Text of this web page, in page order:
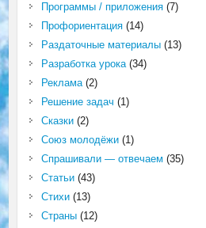
Программы / приложения(7)
Профориентация(14)
Раздаточные материалы(13)
Разработка урока(34)
Реклама(2)
Решение задач (1)
Сказки(2)
Союз молодёжи(1)
Спрашивали — отвечаем (35)
Статьи(43)
Стихи(13)
Страны(12)